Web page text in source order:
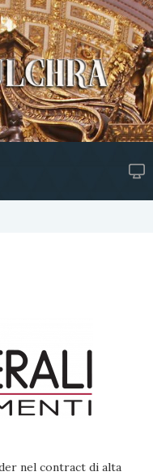
nel contract di alta